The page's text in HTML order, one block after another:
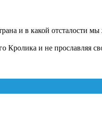
и в какой отсталости
Кролика и не прославляя